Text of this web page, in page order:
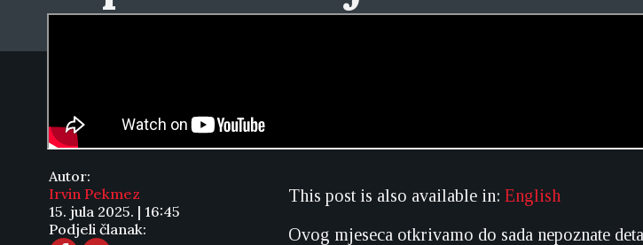
Autor:
Irvin Pekmez
15. jula 2025. | 16:45
Podjeli članak:
This post is also available in: English
Ovog mjeseca otkrivamo do sada nepoznate